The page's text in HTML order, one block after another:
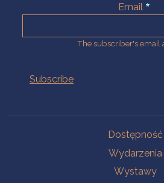
Email
The subscriber's email
Dostępność
Wydarzenia
Wystawy